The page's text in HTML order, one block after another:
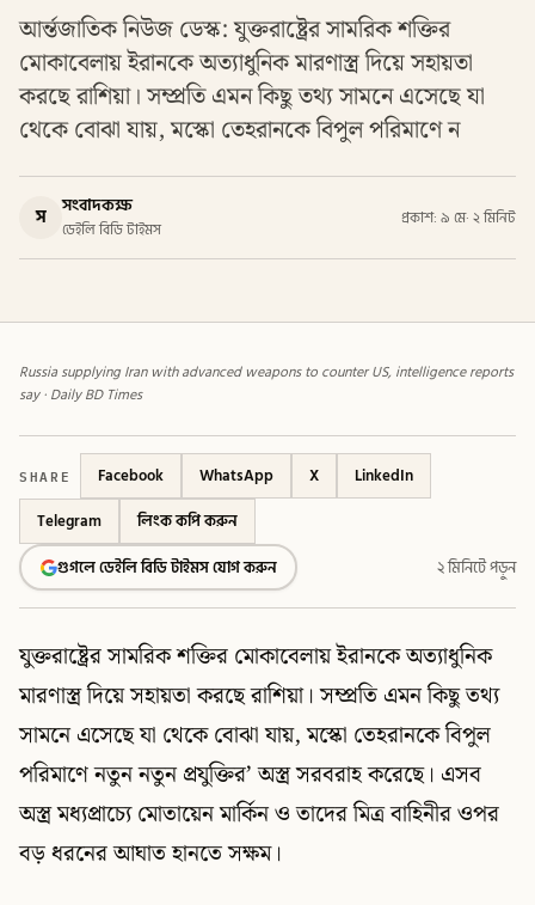
আর্ন্তজাতিক নিউজ ডেস্ক: যুক্তরাষ্ট্রের সামরিক শক্তির
মোকাবেলায় ইরানকে অত্যাধুনিক মারণাস্ত্র দিয়ে সহায়তা
করছে রাশিয়া। সম্প্রতি এমন কিছু তথ্য সামনে এসেছে যা
থেকে বোঝা যায়, মস্কো তেহরানকে বিপুল পরিমাণে ন
স সংবাদকক্ষ
ডেইলি বিডি টাইমস
প্রকাশ: ৯ মে· ২ মিনিট
Russia supplying Iran with advanced weapons to counter US, intelligence reports
say · Daily BD Times
SHARE Facebook WhatsApp X
LinkedIn
Telegram
লিংক কপি করুন
গুগলে ডেইলি বিডি টাইমস যোগ করুন
২ মিনিটে পড়ুন
যুক্তরাষ্ট্রের সামরিক শক্তির মোকাবেলায় ইরানকে অত্যাধুনিক
মারণাস্ত্র দিয়ে সহায়তা করছে রাশিয়া। সম্প্রতি এমন কিছু তথ্য
সামনে এসেছে যা থেকে বোঝা যায়, মস্কো তেহরানকে বিপুল
পরিমাণে নতুন নতুন প্রযুক্তির’ অস্ত্র সরবরাহ করেছে। এসব
অস্ত্র মধ্যপ্রাচ্যে মোতায়েন মার্কিন ও তাদের মিত্র বাহিনীর ওপর
বড় ধরনের আঘাত হানতে সক্ষম।